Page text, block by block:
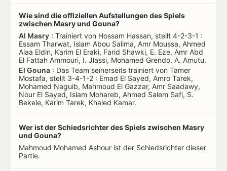
Wie sind die offiziellen Aufstellungen des Spiels
zwischen Masry und Gouna?
Al Masry : Trainiert von Hossam Hassan, stellt 4-2-3-1 :
Essam Tharwat, Islam Abou Salima, Amr Moussa, Ahmed
Alaa Eldin, Karim El Eraki, Farid Shawki, E. Eze, Amr Abd
El Fattah Ammouri, I. Jlassi, Mohamed Grendo, A. Amutu.
El Gouna : Das Team seinerseits trainiert von Tamer
Mostafa, stellt 3-4-1-2 : Emad El Sayed, Amro Tarek,
Mohamed Naguib, Mahmoud El Gazzar, Amr Saadawy,
Nour El Sayed, Islam Mohareb, Ahmed Salem Safi, S.
Bekele, Karim Tarek, Khaled Kamar.
Wer ist der Schiedsrichter des Spiels zwischen Masry
und Gouna?
Mahmoud Mohamed Ashour ist der Schiedsrichter dieser
Partie.